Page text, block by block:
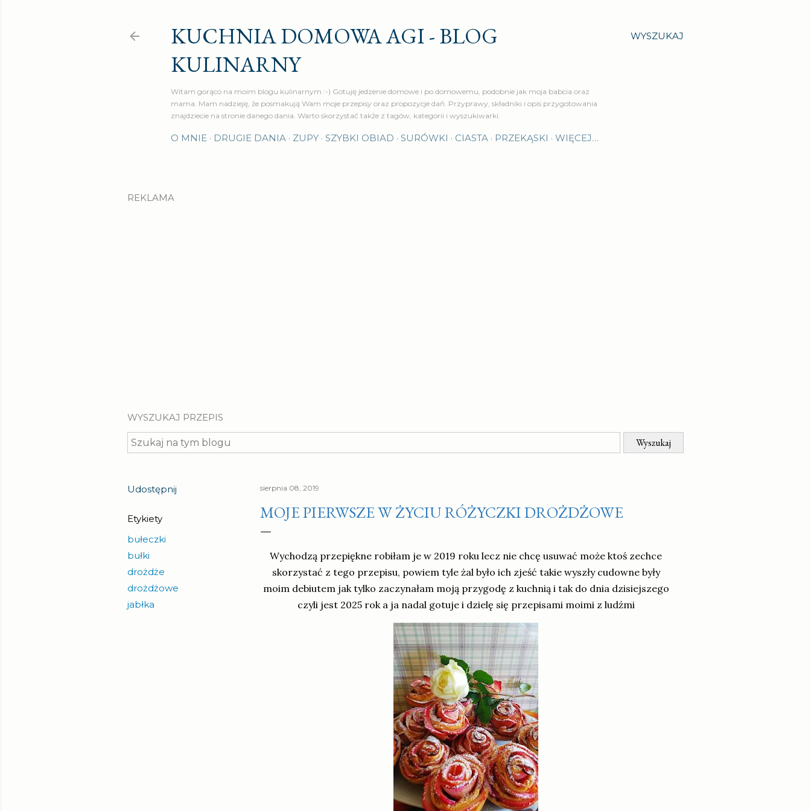
WYSZUKAJ
KUCHNIA DOMOWA AGI - BLOG
KULINARNY
Witam gorąco na moim blogu kulinarnym :-) Gotuję jedzenie domowe i po domowemu, podobnie jak moja babcia oraz
mama. Mam nadzieję, że posmakują Wam moje przepisy oraz propozycje dań. Przyprawy, składniki i opis przygotowania
znajdziecie na stronie danego dania. Warto skorzystać także z tagów, kategorii i wyszukiwarki.
O MNIE DRUGIE DANIA ZUPY SZYBKI OBIAD SURÓWKI CIASTA PRZEKĄSKI WIĘCEJ…
REKLAMA
WYSZUKAJ PRZEPIS
Udostępnij
Etykiety
bułeczki
bułki
drożdże
drożdżowe
jabłka
sierpnia 08, 2019
MOJE PIERWSZE W ŻYCIU RÓŻYCZKI DROŻDŻOWE
Wychodzą przepiękne robiłam je w 2019 roku lecz nie chcę usuwać może ktoś zechce
skorzystać z tego przepisu, powiem tyle żal było ich zjeść takie wyszły cudowne były
moim debiutem jak tylko zaczynałam moją przygodę z kuchnią i tak do dnia dzisiejszego
czyli jest 2025 rok a ja nadal gotuje i dzielę się przepisami moimi z ludźmi